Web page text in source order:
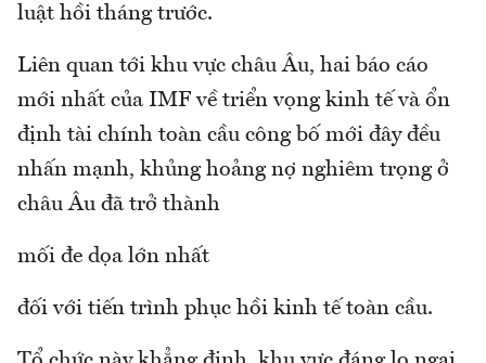
luật hồi tháng trước.
Liên quan tới khu vực châu Âu, hai báo cáo
mới nhất của IMF về triển vọng kinh tế và ổn
định tài chính toàn cầu công bố mới đây đều
nhấn mạnh, khủng hoảng nợ nghiêm trọng ở
châu Âu đã trở thành
mối đe dọa lớn nhất
đối với tiến trình phục hồi kinh tế toàn cầu.